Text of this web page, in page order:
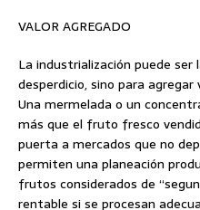
VALOR AGREGADO
La industrialización puede ser
desperdicio, sino para
Una mermelada o un
más que el fruto fresco
puerta a mercados que no
permiten una planeación
frutos considerados de
rentable si se procesan